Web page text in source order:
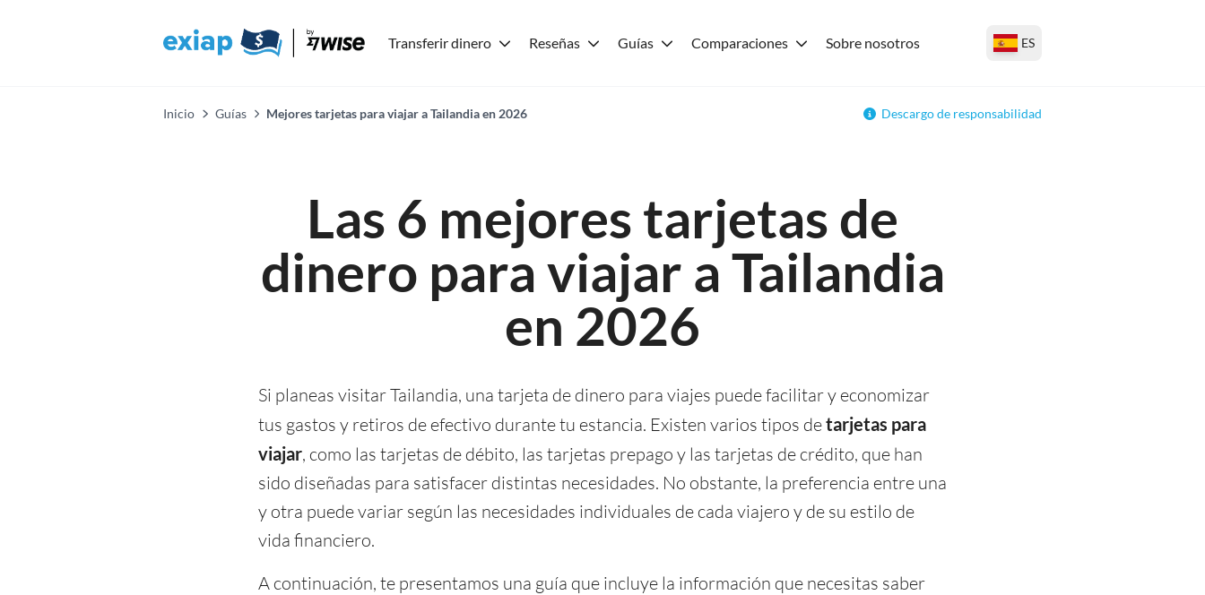
Transferir dinero Reseñas Guías Comparaciones Sobre nosotros ES
Inicio Guías Mejores tarjetas para viajar a Tailandia en 2026 Descargo de responsabilidad
Las 6 mejores tarjetas de
dinero para viajar a Tailandia
en 2026
Si planeas visitar Tailandia, una tarjeta de dinero para viajes puede facilitar y economizar
tus gastos y retiros de efectivo durante tu estancia. Existen varios tipos detarjetas para
viajar, como las tarjetas de débito, las tarjetas prepago y las tarjetas de crédito, que han
sido diseñadas para satisfacer distintas necesidades. No obstante, la preferencia entre una
y otra puede variar según las necesidades individuales de cada viajero y de su estilo de
vida financiero.
A continuación, te presentamos una guía que incluye la información que necesitas saber